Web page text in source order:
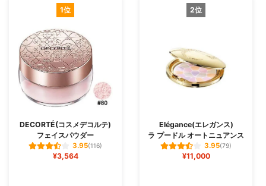
1位
DECORTÉ(コスメデコルテ)
フェイスパウダー
3.95(116)
¥3,564
2位
Elégance(エレガンス)
ラ プードル オートニュアンス
3.95(79)
¥11,000